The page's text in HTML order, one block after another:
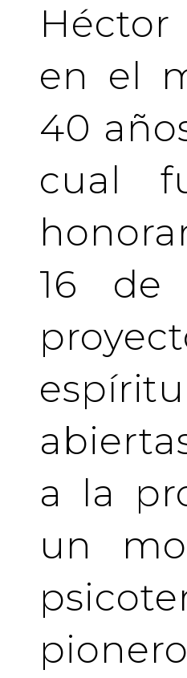
Héctor
en el
40
cual
16 de
a la
un